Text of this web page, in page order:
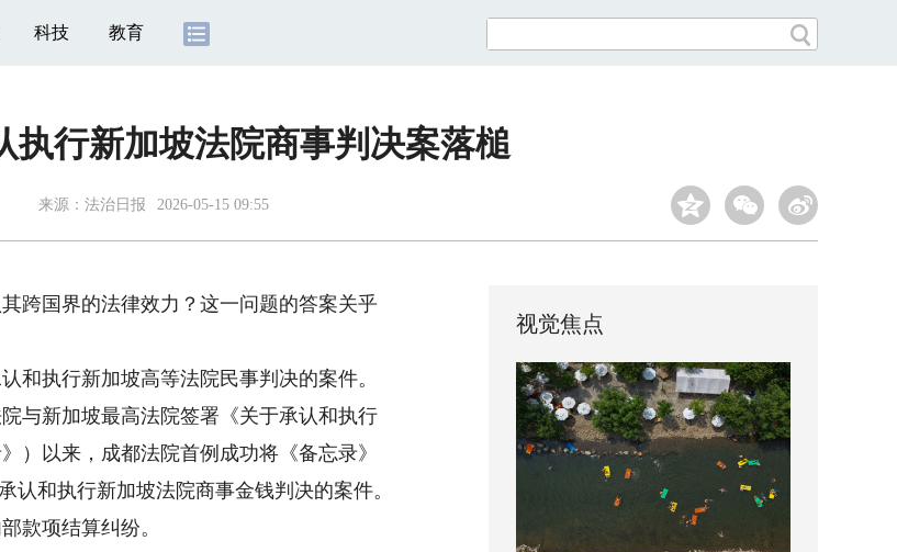
科技 教育
执行新加坡法院商事判决案落槌
来源： 法治日报 2026-05-15 09:55
国界的法律效力？这一问题的答案关乎
执行新加坡高等法院民事判决的案件。
与新加坡最高法院签署《关于承认和执行
）以来，成都法院首例成功将《备忘录》
认和执行新加坡法院商事金钱判决的案件。
款项结算纠纷。
视觉焦点